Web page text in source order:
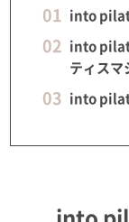
into
into
ティスマ
into